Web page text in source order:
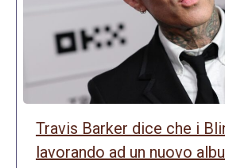
Travis Barker dice che i
lavorando ad un nuovo